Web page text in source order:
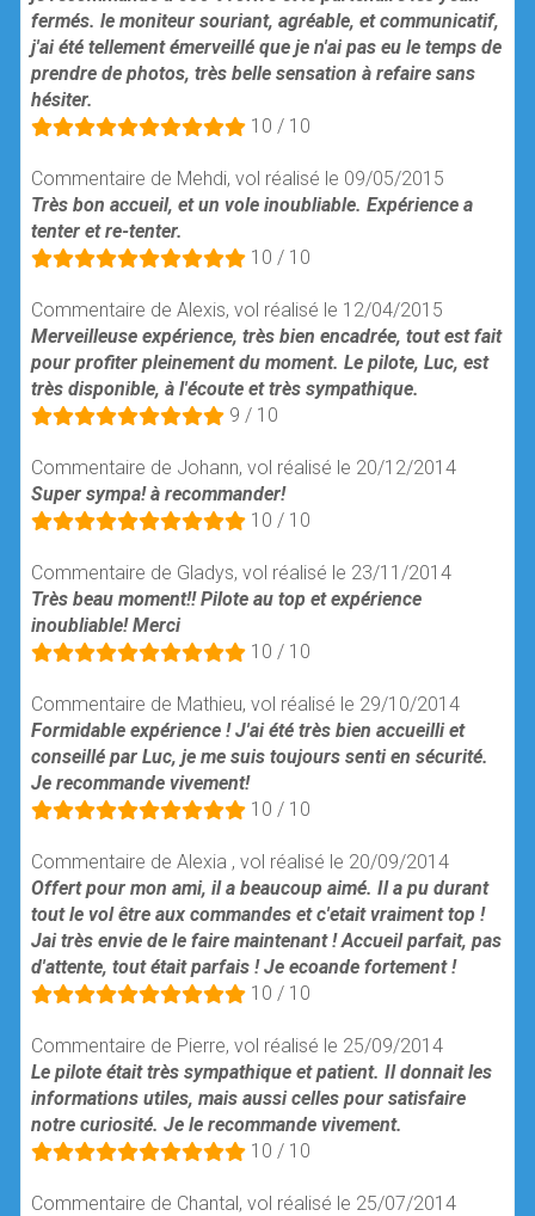
fermés. le moniteur souriant, agréable, et communicatif,
j'ai été tellement émerveillé que je n'ai pas eu le temps de
prendre de photos, très belle sensation à refaire sans
hésiter.
10 / 10
Commentaire de Mehdi, vol réalisé le 09/05/2015
Très bon accueil, et un vole inoubliable. Expérience a
tenter et re-tenter.
10 / 10
Commentaire de Alexis, vol réalisé le 12/04/2015
Merveilleuse expérience, très bien encadrée, tout est fait
pour profiter pleinement du moment. Le pilote, Luc, est
très disponible, à l'écoute et très sympathique.
9 / 10
Commentaire de Johann, vol réalisé le 20/12/2014
Super sympa! à recommander!
10 / 10
Commentaire de Gladys, vol réalisé le 23/11/2014
Très beau moment!! Pilote au top et expérience
inoubliable! Merci
10 / 10
Commentaire de Mathieu, vol réalisé le 29/10/2014
Formidable expérience ! J'ai été très bien accueilli et
conseillé par Luc, je me suis toujours senti en sécurité.
Je recommande vivement!
10 / 10
Commentaire de Alexia , vol réalisé le 20/09/2014
Offert pour mon ami, il a beaucoup aimé. Il a pu durant
tout le vol être aux commandes et c'etait vraiment top !
Jai très envie de le faire maintenant ! Accueil parfait, pas
d'attente, tout était parfais ! Je ecoande fortement !
10 / 10
Commentaire de Pierre, vol réalisé le 25/09/2014
Le pilote était très sympathique et patient. Il donnait les
informations utiles, mais aussi celles pour satisfaire
notre curiosité. Je le recommande vivement.
10 / 10
Commentaire de Chantal, vol réalisé le 25/07/2014